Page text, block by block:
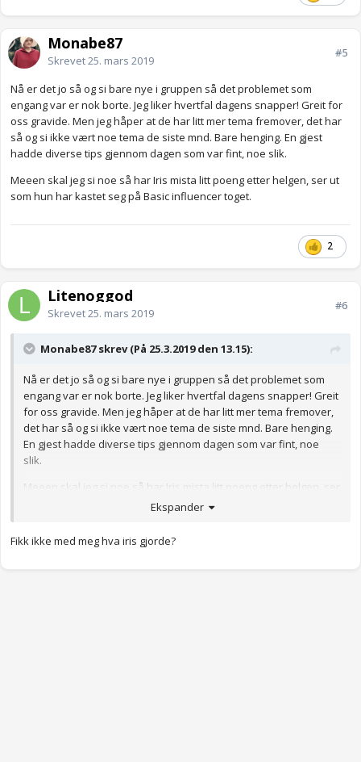
Monabe87
Skrevet25. mars 2019
#5
Nå er det jo så og si bare nye i gruppen så det problemet som
engang var er nok borte. Jeg liker hvertfal dagens snapper! Greit for
oss gravide. Men jeg håper at de har litt mer tema fremover, det har
så og si ikke vært noe tema de siste mnd. Bare henging. En gjest
hadde diverse tips gjennom dagen som var fint, noe slik.
Meeen skal jeg si noe så har Iris mista litt poeng etter helgen, ser ut
som hun har kastet seg på Basic influencer toget.
2
Litenoggod
Skrevet25. mars 2019
#6
Monabe87 skrev (På 25.3.2019 den 13.15):
Nå er det jo så og si bare nye i gruppen så det problemet som
engang var er nok borte. Jeg liker hvertfal dagens snapper! Greit
for oss gravide. Men jeg håper at de har litt mer tema fremover,
det har så og si ikke vært noe tema de siste mnd. Bare henging.
En gjest hadde diverse tips gjennom dagen som var fint, noe
slik.
Meeen skal jeg si noe så har Iris mista litt poeng etter helgen, ser
ut som hun har kastet seg på Basic influencer toget.
Ekspander
Fikk ikke med meg hva iris gjorde?